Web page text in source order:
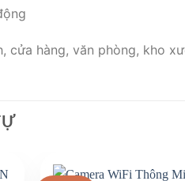
cửa hàng, văn phòng, kho